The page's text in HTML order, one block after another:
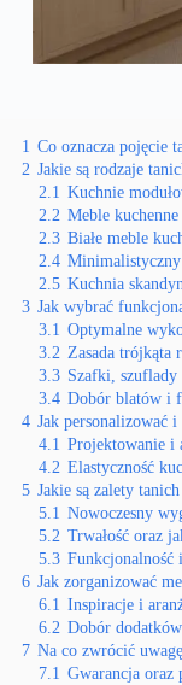
1 Co oznacza pojęcie
2 Jakie są rodzaje
2.1 Kuchnie
2.2 Meble
2.3 Białe meble
2.4
2.5 Kuchnia
3 Jak wybrać
3.1 Optymalne
3.2 Zasada trójkąta
3.3 Szafki, szuflady
3.4 Dobór blatów i
4 Jak personalizować
4.1 Projektowanie i
4.2 Elastyczność
5 Jakie są zalety
5.1 Nowoczesny
5.2 Trwałość oraz
5.3 Funkcjonalność
6 Jak zorganizować
6.1 Inspiracje i
6.2 Dobór
7 Na co zwrócić
7.1 Gwarancja oraz